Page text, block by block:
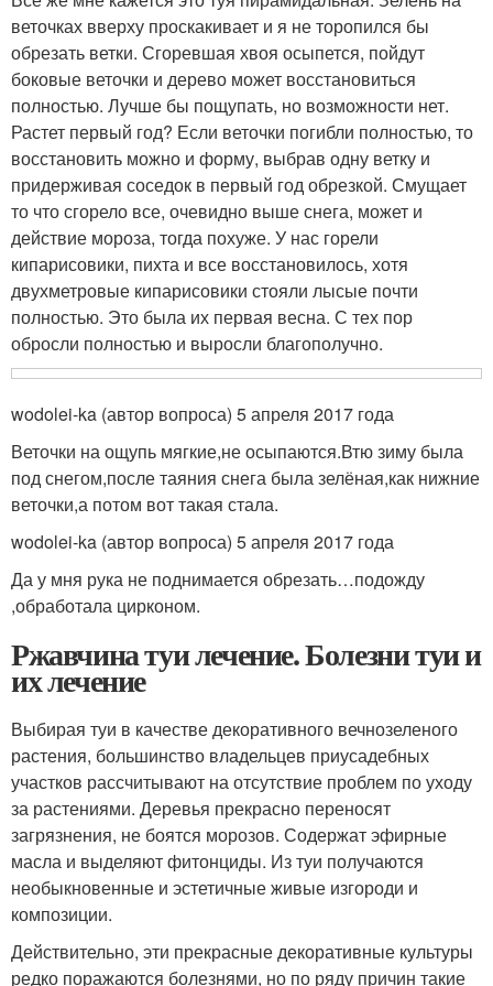
веточках вверху проскакивает и я не торопился бы
обрезать ветки. Сгоревшая хвоя осыпется, пойдут
боковые веточки и дерево может восстановиться
полностью. Лучше бы пощупать, но возможности нет.
Растет первый год? Если веточки погибли полностью, то
восстановить можно и форму, выбрав одну ветку и
придерживая соседок в первый год обрезкой. Смущает
то что сгорело все, очевидно выше снега, может и
действие мороза, тогда похуже. У нас горели
кипарисовики, пихта и все восстановилось, хотя
двухметровые кипарисовики стояли лысые почти
полностью. Это была их первая весна. С тех пор
обросли полностью и выросли благополучно.
wodolei-ka (автор вопроса) 5 апреля 2017 года
Веточки на ощупь мягкие,не осыпаются.Втю зиму была
под снегом,после таяния снега была зелёная,как нижние
веточки,а потом вот такая стала.
wodolei-ka (автор вопроса) 5 апреля 2017 года
Да у мня рука не поднимается обрезать…подожду
,обработала цирконом.
Ржавчина туи лечение. Болезни туи и
их лечение
Выбирая туи в качестве декоративного вечнозеленого
растения, большинство владельцев приусадебных
участков рассчитывают на отсутствие проблем по уходу
за растениями. Деревья прекрасно переносят
загрязнения, не боятся морозов. Содержат эфирные
масла и выделяют фитонциды. Из туи получаются
необыкновенные и эстетичные живые изгороди и
композиции.
Действительно, эти прекрасные декоративные культуры
редко поражаются болезнями, но по ряду причин такие